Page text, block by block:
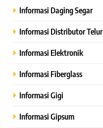
Informasi Daging Segar
Informasi Distributor Telur
Informasi Elektronik
Informasi Fiberglass
Informasi Gigi
Informasi Gipsum